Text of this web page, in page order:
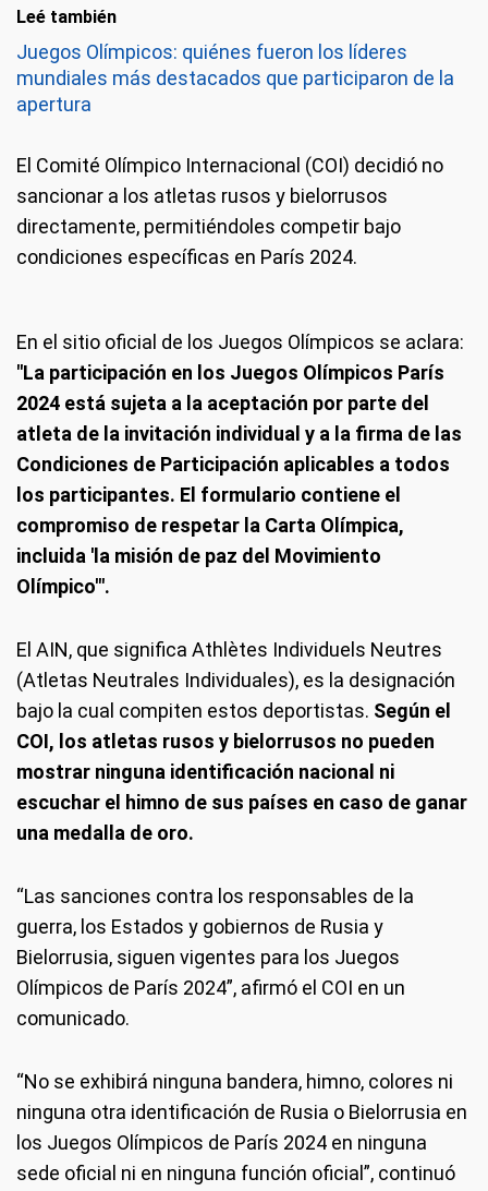
Leé también
Juegos Olímpicos: quiénes fueron los líderes
mundiales más destacados que participaron de la
apertura
El Comité Olímpico Internacional (COI) decidió no
sancionar a los atletas rusos y bielorrusos
directamente, permitiéndoles competir bajo
condiciones específicas en París 2024.
En el sitio oficial de los Juegos Olímpicos se aclara:
"La participación en los Juegos Olímpicos París
2024 está sujeta a la aceptación por parte del
atleta de la invitación individual y a la firma de las
Condiciones de Participación aplicables a todos
los participantes. El formulario contiene el
compromiso de respetar la Carta Olímpica,
incluida 'la misión de paz del Movimiento
Olímpico'".
El AIN, que significa Athlètes Individuels Neutres
(Atletas Neutrales Individuales), es la designación
bajo la cual compiten estos deportistas. Según el
COI, los atletas rusos y bielorrusos no pueden
mostrar ninguna identificación nacional ni
escuchar el himno de sus países en caso de ganar
una medalla de oro.
“Las sanciones contra los responsables de la
guerra, los Estados y gobiernos de Rusia y
Bielorrusia, siguen vigentes para los Juegos
Olímpicos de París 2024”, afirmó el COI en un
comunicado.
“No se exhibirá ninguna bandera, himno, colores ni
ninguna otra identificación de Rusia o Bielorrusia en
los Juegos Olímpicos de París 2024 en ninguna
sede oficial ni en ninguna función oficial”, continuó